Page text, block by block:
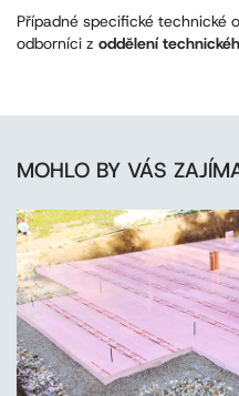
Případné specifické technické
odborníci z oddělení
MOHLO BY VÁS